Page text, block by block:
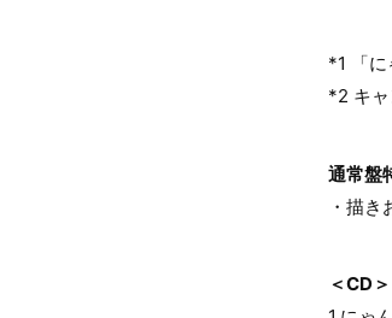
*1 「
*2 キ
通常盤
・描
＜CD＞